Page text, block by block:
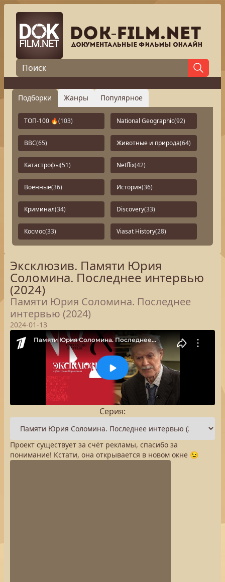
Подборки Жанры Популярное
ТОП-100 🔥(103) National Geographic(92)
BBC(65) Животные и природа(64)
Катастрофы(51) Netflix(42)
Военные(36) История(36)
Криминал(34) Discovery(33)
Космос(33) Viasat History(28)
Эксклюзив. Памяти Юрия
Соломина. Последнее интервью
(2024)
Памяти Юрия Соломина. Последнее
интервью (2024)
2024-01-13
Серия:
Проект существует за счёт рекламы, спасибо за
понимание! Кстати, она открывается в новом окне 😉